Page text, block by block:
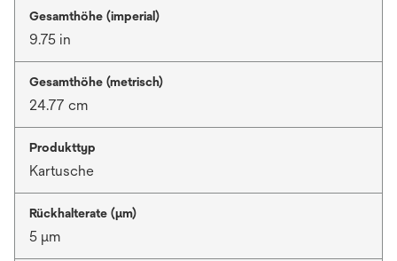
Gesamthöhe (imperial)
9.75 in
Gesamthöhe (metrisch)
24.77 cm
Produkttyp
Kartusche
Rückhalterate (µm)
5 μm